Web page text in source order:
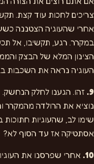
צריכים לחכות עוד קצת.
אחרי שהעוגיה הצטננה
במקרר. רגע, תקשיבו, אל
הצינון המלא של הבצק
העוגיה נראה את השכבות
9. זהו. הגענו לחלק הנחשק.
נוציא את הרולדה מהמקרר
שימו לב, שהעוגיות
אסתטיקה אז עד הסוף לא?
10. אחרי שפרסנו את